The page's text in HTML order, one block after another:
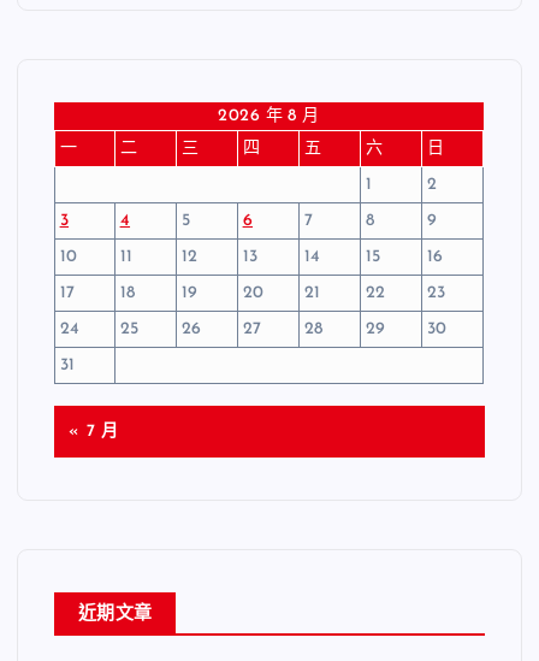
2026 年 8 月
一
二 三 四 五 六
日
1
2
3
4 5 6 7 8
9
10
11 12 13 14 15
16
17
18 19 20 21 22
23
24
25 26 27 28 29
30
31
« 7 月
近期文章